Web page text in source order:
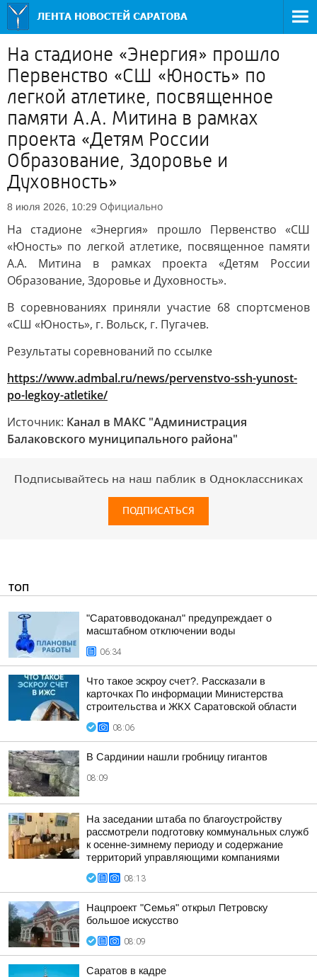
На стадионе «Энергия» прошло
Первенство «СШ «Юность» по
легкой атлетике, посвященное
памяти А.А. Митина в рамках
проекта «Детям России
Образование, Здоровье и
Духовность»
8 июля 2026, 10:29 Официально
На стадионе «Энергия» прошло Первенство «СШ
«Юность» по легкой атлетике, посвященное памяти
А.А. Митина в рамках проекта «Детям России
Образование, Здоровье и Духовность».
В соревнованиях приняли участие 68 спортсменов
«СШ «Юность», г. Вольск, г. Пугачев.
Результаты соревнований по ссылке
https://www.admbal.ru/news/pervenstvo-ssh-yunost-
po-legkoy-atletike/
Источник: Канал в МАКС "Администрация
Балаковского муниципального района"
Подписывайтесь на наш паблик в Одноклассниках
ПОДПИСАТЬСЯ
ТОП
"Саратовводоканал" предупреждает о
масштабном отключении воды
06:34
Что такое эскроу счет?. Рассказали в
карточках По информации Министерства
строительства и ЖКХ Саратовской области
08:06
В Сардинии нашли гробницу гигантов
08:09
На заседании штаба по благоустройству
рассмотрели подготовку коммунальных служб
к осенне-зимнему периоду и содержание
территорий управляющими компаниями
08:13
Нацпроект "Семья" открыл Петровску
большое искусство
08:09
Саратов в кадре